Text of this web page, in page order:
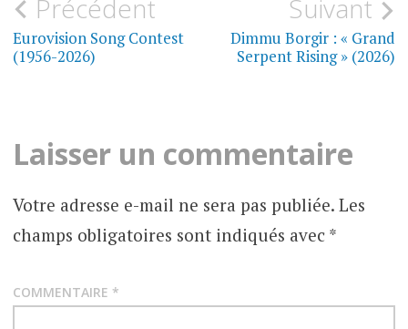
MICROFICTIONS
Navigation
de
Précédent
Eurovision Song Contest
(1956-2026)
Suivant
Dimmu Borgir : « Grand
Serpent Rising » (2026)
Laisser un commentaire
Votre adresse e-mail ne sera pas publiée. Les
champs obligatoires sont indiqués avec *
COMMENTAIRE *